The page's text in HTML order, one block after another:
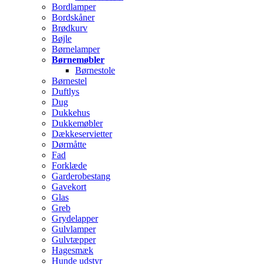
Bordlamper
Bordskåner
Brødkurv
Bøjle
Børnelamper
Børnemøbler
Børnestole
Børnestel
Duftlys
Dug
Dukkehus
Dukkemøbler
Dækkeservietter
Dørmåtte
Fad
Forklæde
Garderobestang
Gavekort
Glas
Greb
Grydelapper
Gulvlamper
Gulvtæpper
Hagesmæk
Hunde udstyr